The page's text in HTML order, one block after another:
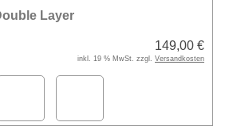
Layer
149,00 €
inkl. 19 % MwSt. zzgl. Versandkosten